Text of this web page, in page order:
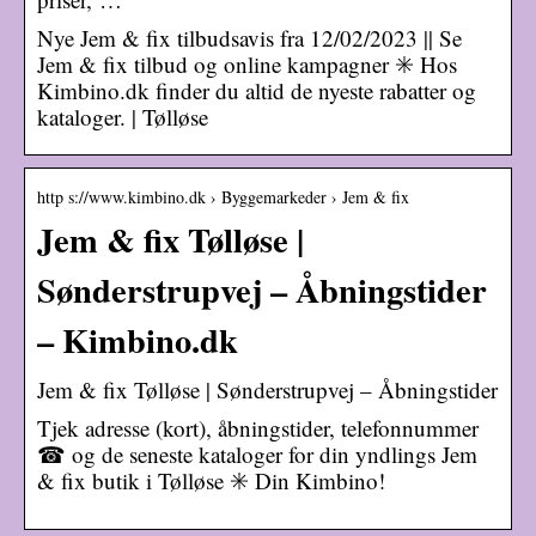
Nye Jem & fix tilbudsavis fra 12/02/2023 || Se
Jem & fix tilbud og online kampagner ✳️ Hos
Kimbino.dk finder du altid de nyeste rabatter og
kataloger. | Tølløse
http s://www.kimbino.dk › Byggemarkeder › Jem & fix
Jem & fix Tølløse |
Sønderstrupvej – Åbningstider
– Kimbino.dk
Jem & fix Tølløse | Sønderstrupvej – Åbningstider
Tjek adresse (kort), åbningstider, telefonnummer
☎ og de seneste kataloger for din yndlings Jem
& fix butik i Tølløse ✳️ Din Kimbino!